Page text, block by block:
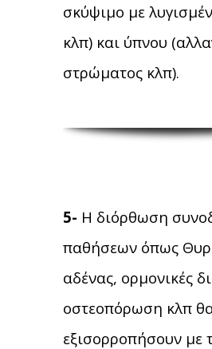
σκύψιμο με
κλπ) και ύπνου
στρώματος κλπ).
5- Η διόρθωση
παθήσεων όπως
αδένας, ορμονικές
οστεοπόρωση κλπ
εξισορροπήσουν με